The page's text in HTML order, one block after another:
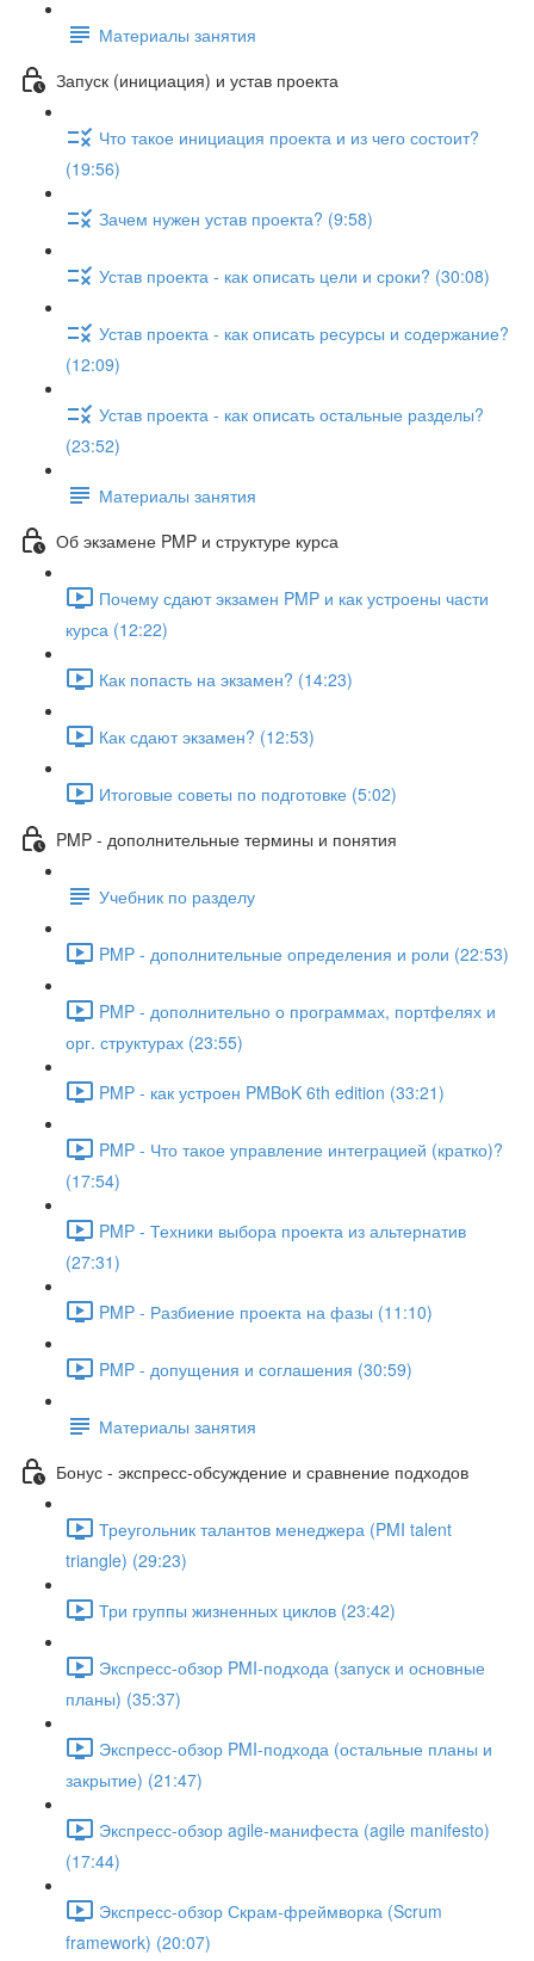
Материалы занятия
Запуск (инициация) и устав проекта
Что такое инициация проекта и из чего состоит?
(19:56)
Зачем нужен устав проекта? (9:58)
Устав проекта - как описать цели и сроки? (30:08)
Устав проекта - как описать ресурсы и содержание?
(12:09)
Устав проекта - как описать остальные разделы?
(23:52)
Материалы занятия
Об экзамене PMP и структуре курса
Почему сдают экзамен PMP и как устроены части
курса (12:22)
Как попасть на экзамен? (14:23)
Как сдают экзамен? (12:53)
Итоговые советы по подготовке (5:02)
PMP - дополнительные термины и понятия
Учебник по разделу
PMP - дополнительные определения и роли (22:53)
PMP - дополнительно о программах, портфелях и
орг. структурах (23:55)
PMP - как устроен PMBoK 6th edition (33:21)
PMP - Что такое управление интеграцией (кратко)?
(17:54)
PMP - Техники выбора проекта из альтернатив
(27:31)
PMP - Разбиение проекта на фазы (11:10)
PMP - допущения и соглашения (30:59)
Материалы занятия
Бонус - экспресс-обсуждение и сравнение подходов
Треугольник талантов менеджера (PMI talent
triangle) (29:23)
Три группы жизненных циклов (23:42)
Экспресс-обзор PMI-подхода (запуск и основные
планы) (35:37)
Экспресс-обзор PMI-подхода (остальные планы и
закрытие) (21:47)
Экспресс-обзор agile-манифеста (agile manifesto)
(17:44)
Экспресс-обзор Скрам-фреймворка (Scrum
framework) (20:07)